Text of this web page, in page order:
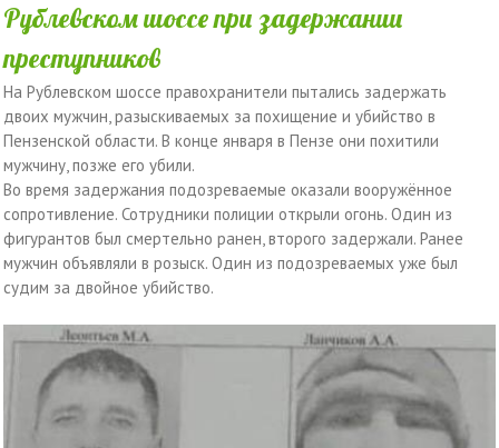
Рублевском шоссе при задержании
преступников
На Рублевском шоссе правохранители пытались задержать
двоих мужчин, разыскиваемых за похищение и убийство в
Пензенской области. В конце января в Пензе они похитили
мужчину, позже его убили.
Во время задержания подозреваемые оказали вооружённое
сопротивление. Сотрудники полиции открыли огонь. Один из
фигурантов был смертельно ранен, второго задержали. Ранее
мужчин объявляли в розыск. Один из подозреваемых уже был
судим за двойное убийство.